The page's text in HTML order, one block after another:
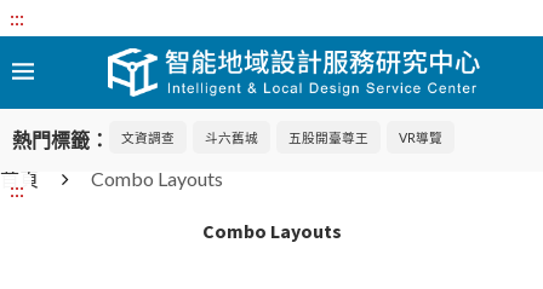
:::
熱門標籤： 文資調查 斗六舊城 五股開臺尊王 VR導覽
:::
首頁 Combo Layouts
Combo Layouts